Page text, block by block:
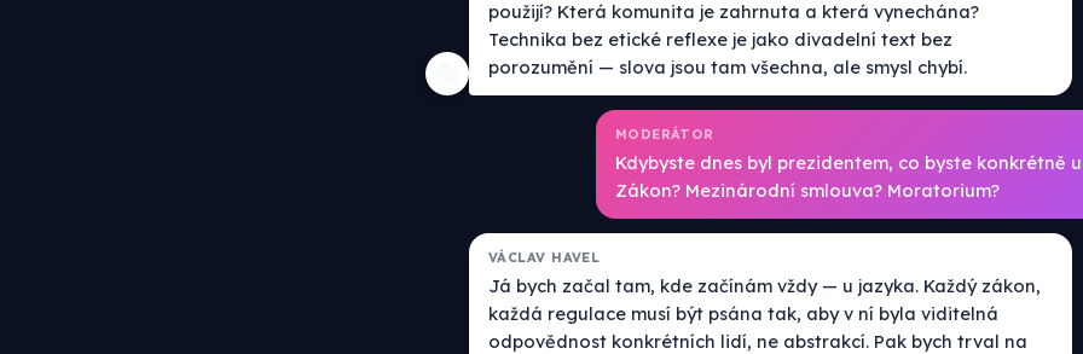
použijí? Která komunita je zahrnuta a která vynechána?
Technika bez etické reflexe je jako divadelní text bez
porozumění — slova jsou tam všechna, ale smysl chybí.
MODERÁTOR
Kdybyste dnes byl prezidentem, co byste konkrétně
Zákon? Mezinárodní smlouva? Moratorium?
VÁCLAV HAVEL
Já bych začal tam, kde začínám vždy — u jazyka. Každý zákon,
každá regulace musí být psána tak, aby v ní byla viditelná
odpovědnost konkrétních lidí, ne abstrakcí. Pak bych trval na